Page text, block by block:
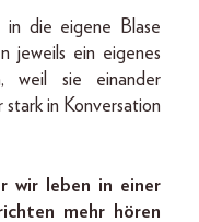
in die eigene Blase
jeweils ein eigenes
weil sie einander
in Konversation
wir leben in einer
mehr hören